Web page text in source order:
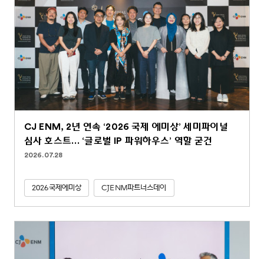
CJ ENM, 2년 연속 ‘2026 국제 에미상’ 세미파이널
심사 호스트… ‘글로벌 IP 파워하우스’ 역할 굳건
2026.07.28
2026국제에미상 CJENM파트너스데이